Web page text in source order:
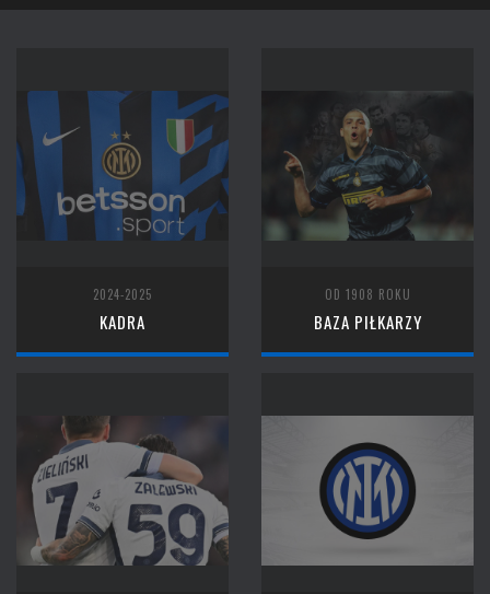
2024-2025
KADRA
OD 1908 ROKU
BAZA PIŁKARZY